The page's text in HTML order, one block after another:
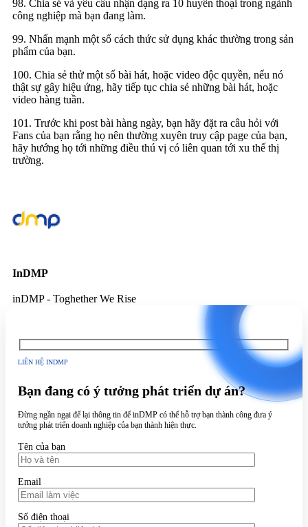
98. Chia sẻ và yêu cầu nhận dạng ra 10 huyền thoại trong ngành
công nghiệp mà bạn đang làm.
99. Nhấn mạnh một số cách thức sử dụng khác thường trong sản
phẩm của bạn.
100. Chia sẻ thử một số bài hát, hoặc video độc quyền, nếu nó
thật sự gây hiệu ứng, hãy tiếp tục chia sẻ những bài hát, hoặc
video hàng tuần.
101. Trước khi post bài hàng ngày, bạn hãy đặt ra câu hỏi với
Fans của bạn rằng họ nên thường xuyên truy cập page của bạn,
hãy hướng họ tới những điều thú vị có liên quan tới xu thế thị
trường.
InDMP
inDMP - Toghether We Rise
LIÊN HỆ INDMP
Bạn đang có ý tưởng phát triển dự án?
Đừng ngần ngại để lại thông tin để inDMP có thể hỗ trợ bạn thành công đưa ý
tưởng phát triển doanh nghiệp của bạn thành hiện thực.
Tên của bạn
Email
Số điện thoại